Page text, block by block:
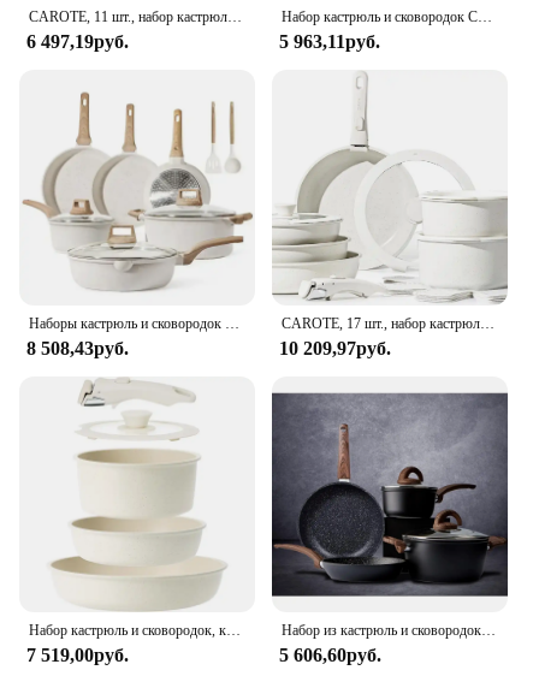
CAROTE, 11 шт., набор кастрюль и сковородок с антипригарным покрытием, наборы посуды со съемной ручкой, кухонный набор для автофургона, съемная ручка, готовые к индукции
6 497,19руб.
Набор кастрюль и сковородок CAROTE, 11 шт., набор посуды с антипригарным покрытием, съемная ручка, индукционные наборы кухонной посуды с антипригарным покрытием
5 963,11руб.
Наборы кастрюль и сковородок CAROTE с антипригарным покрытием, 10 шт./11 сковородок и кастрюль (PFOS, без PFOA)
8 508,43руб.
CAROTE, 17 шт., набор кастрюль и сковородок, набор посуды с антипригарным покрытием, съемная ручка, индукционные наборы кухонной посуды, сковорода с антипригарным покрытием
10 209,97руб.
7 519,00руб.
Набор из кастрюль и сковородок с антипригарным покрытием, набор керамической посуды, кухонные наборы для готовки, Индукционная гранитная кастрюля и сковорода с сковородкой, кастрюли
5 606,60руб.